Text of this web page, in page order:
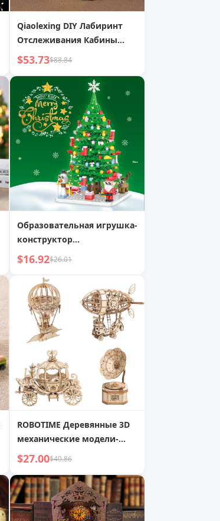
Qiaolexing DIY Лабиринт
Отслеживания Кабины
Креативные Ручная Работа
Взаимосвязанные
Трехмерные Орнаменты
Буккросс Модель День
Рождения Подарок
$53.73$88.84
Образовательная игрушка-
конструктор
Рождественская елка:
Обратный отсчет
$16.92$26.01
ROBOTIME Деревянные 3D
механические модели-
конструкторы - Тыквенная
карета, Воздушный шар,
Дирижабль, Граммофон
$27.00$40.86